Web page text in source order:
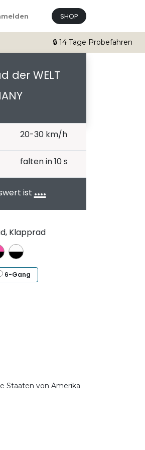
SHOP
🔒 14 Tage Probefahren
der WELT
20-30 km/h
falten in 10 s
ist ....
Klapprad
6-Gang
Staaten von Amerika